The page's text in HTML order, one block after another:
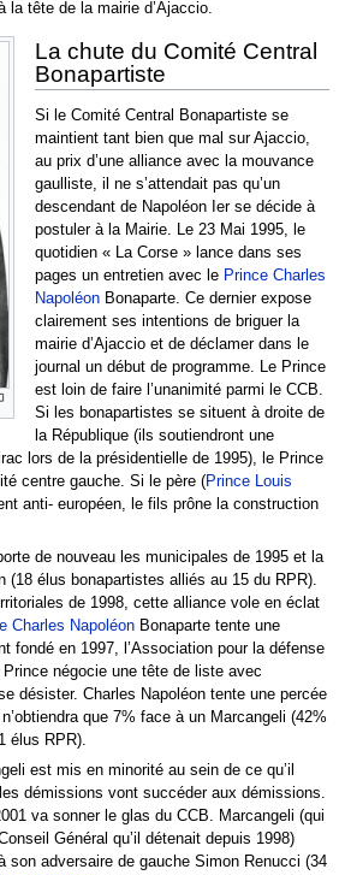
la tête de la mairie d’Ajaccio.
La chute du Comité Central
Bonapartiste
Si le Comité Central Bonapartiste se
maintient tant bien que mal sur Ajaccio,
au prix d’une alliance avec la mouvance
gaulliste, il ne s’attendait pas qu’un
descendant de Napoléon Ier se décide à
postuler à la Mairie. Le 23 Mai 1995, le
quotidien « La Corse » lance dans ses
pages un entretien avec le Prince Charles
Napoléon Bonaparte. Ce dernier expose
clairement ses intentions de briguer la
mairie d’Ajaccio et de déclamer dans le
journal un début de programme. Le Prince
est loin de faire l’unanimité parmi le CCB.
Si les bonapartistes se situent à droite de
la République (ils soutiendront une
lors de la présidentielle de 1995), le Prince
centre gauche. Si le père (Prince Louis
anti- européen, le fils prône la construction
de nouveau les municipales de 1995 et la
(18 élus bonapartistes alliés au 15 du RPR).
de 1998, cette alliance vole en éclat
Charles NapoléonBonaparte tente une
fondé en 1997, l’Association pour la défense
Prince négocie une tête de liste avec
désister. Charles Napoléon tente une percée
que 7% face à un Marcangeli (42%
élus RPR).
est mis en minorité au sein de ce qu’il
démissions vont succéder aux démissions.
va sonner le glas du CCB. Marcangeli (qui
Général qu’il détenait depuis 1998)
son adversaire de gauche Simon Renucci (34